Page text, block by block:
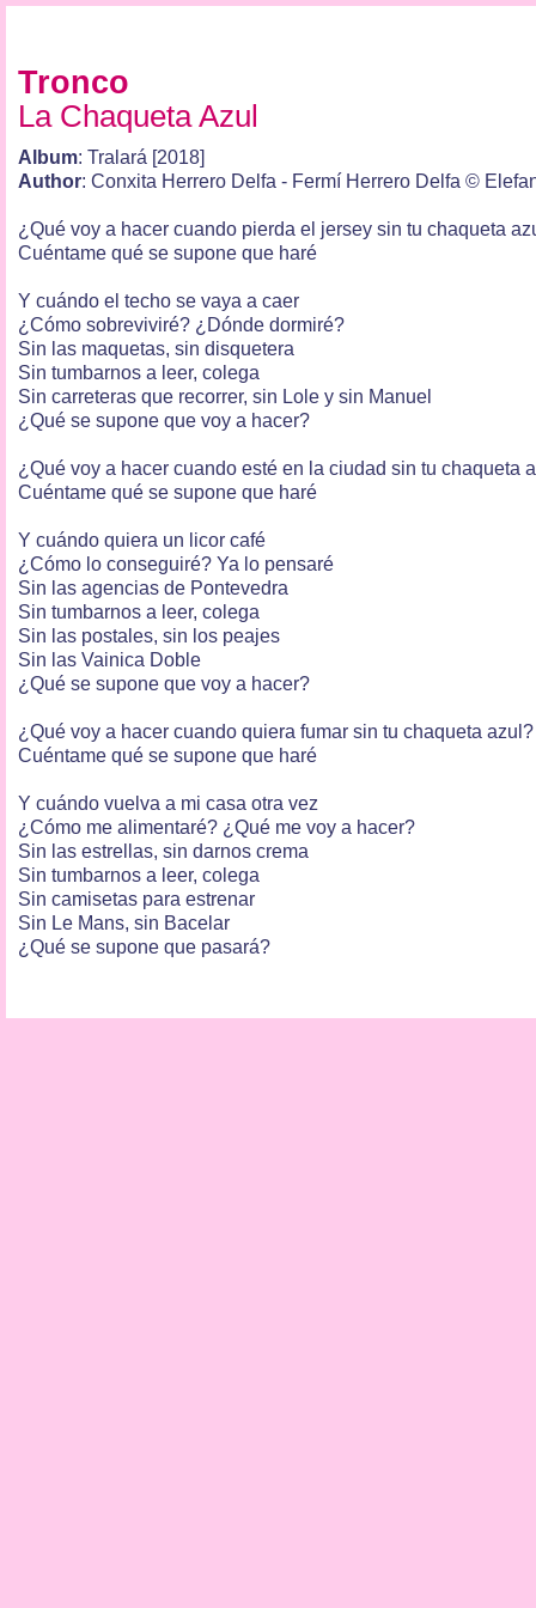
Tronco
La Chaqueta Azul
Album: Tralará [2018]
Author: Conxita Herrero Delfa - Fermí Herrero Delfa ©
¿Qué voy a hacer cuando pierda el jersey sin tu chaqueta
Cuéntame qué se supone que haré
Y cuándo el techo se vaya a caer
¿Cómo sobreviviré? ¿Dónde dormiré?
Sin las maquetas, sin disquetera
Sin tumbarnos a leer, colega
Sin carreteras que recorrer, sin Lole y sin Manuel
¿Qué se supone que voy a hacer?
¿Qué voy a hacer cuando esté en la ciudad sin tu chaqueta
Cuéntame qué se supone que haré
Y cuándo quiera un licor café
¿Cómo lo conseguiré? Ya lo pensaré
Sin las agencias de Pontevedra
Sin tumbarnos a leer, colega
Sin las postales, sin los peajes
Sin las Vainica Doble
¿Qué se supone que voy a hacer?
¿Qué voy a hacer cuando quiera fumar sin tu chaqueta azul?
Cuéntame qué se supone que haré
Y cuándo vuelva a mi casa otra vez
¿Cómo me alimentaré? ¿Qué me voy a hacer?
Sin las estrellas, sin darnos crema
Sin tumbarnos a leer, colega
Sin camisetas para estrenar
Sin Le Mans, sin Bacelar
¿Qué se supone que pasará?